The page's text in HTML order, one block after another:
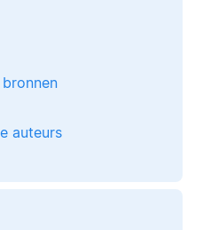
auteurs